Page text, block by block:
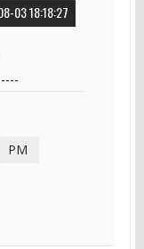
03 18:18:27
PM